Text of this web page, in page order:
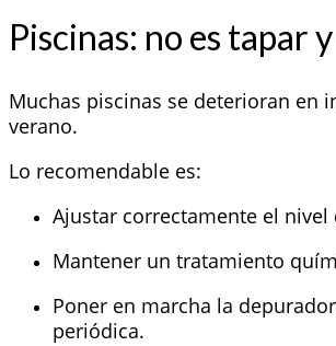
Piscinas: no es tapar
Muchas piscinas se deterioran en
verano.
Lo recomendable es:
Ajustar correctamente el nivel
Mantener un tratamiento
Poner en marcha la
periódica.